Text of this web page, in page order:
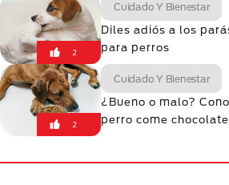
2
Cuidado Y Bienestar
Diles adiós a los
para perros
2
Cuidado Y Bienestar
¿Bueno o malo?
perro come chocolate